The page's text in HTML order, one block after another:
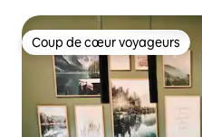
Coup de cœur voyageurs
Coup de cœur voyageurs